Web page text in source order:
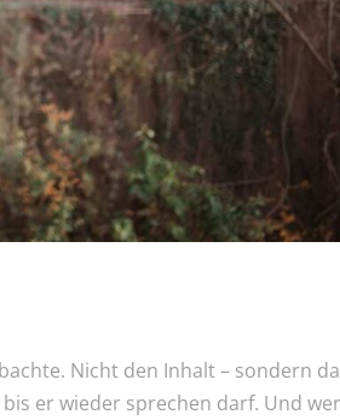
Nicht den Inhalt – sondern
er wieder sprechen darf. Und